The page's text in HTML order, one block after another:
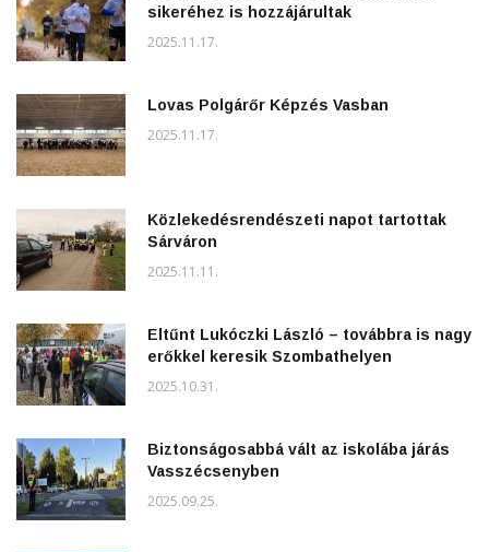
sikeréhez is hozzájárultak
2025.11.17.
Lovas Polgárőr Képzés Vasban
2025.11.17.
Közlekedésrendészeti napot tartottak
Sárváron
2025.11.11.
Eltűnt Lukóczki László – továbbra is nagy
erőkkel keresik Szombathelyen
2025.10.31.
Biztonságosabbá vált az iskolába járás
Vasszécsenyben
2025.09.25.